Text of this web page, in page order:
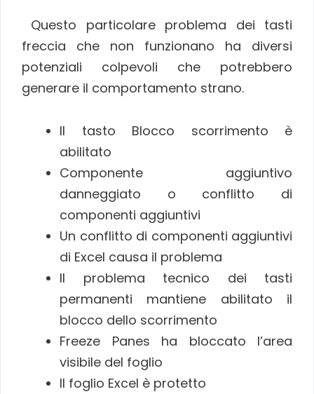
Questo particolare problema dei tasti
freccia che non funzionano ha diversi
potenziali colpevoli che potrebbero
generare il comportamento strano.
Il tasto Blocco scorrimento è
abilitato
Componente aggiuntivo
danneggiato o conflitto di
componenti aggiuntivi
Un conflitto di componenti aggiuntivi
di Excel causa il problema
Il problema tecnico dei tasti
permanenti mantiene abilitato il
blocco dello scorrimento
Freeze Panes ha bloccato l’area
visibile del foglio
Il foglio Excel è protetto